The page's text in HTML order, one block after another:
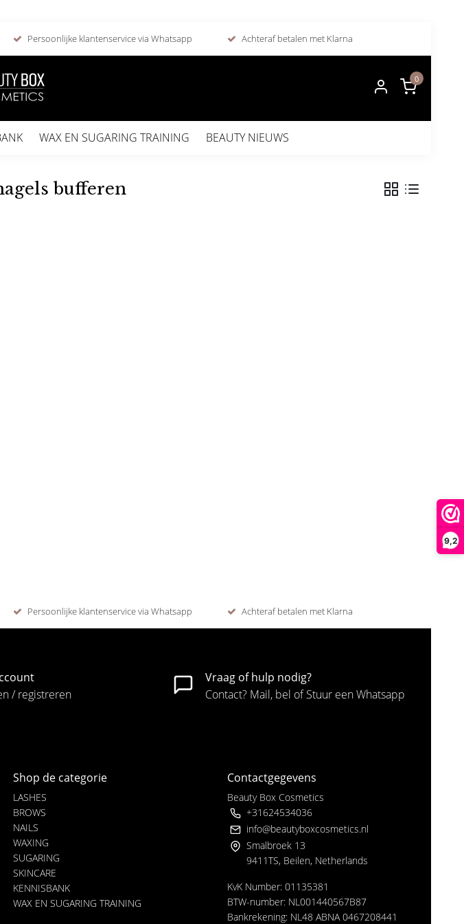
9,2
Persoonlijke klantenservice via Whatsapp Achteraf betalen met Klarna
0
WAX EN SUGARING TRAINING BEAUTY NIEUWS
bufferen
Persoonlijke klantenservice via Whatsapp Achteraf betalen met Klarna
/ registreren
Vraag of hulp nodig?
Contact? Mail, bel of Stuur een Whatsapp
Shop de categorie
LASHES
BROWS
NAILS
WAXING
SUGARING
SKINCARE
KENNISBANK
WAX EN SUGARING TRAINING
Contactgegevens
Beauty Box Cosmetics
+31624534036
info@beautyboxcosmetics.nl
Smalbroek 13
9411TS, Beilen, Netherlands
KvK Number: 01135381
BTW-number: NL001440567B87
Bankrekening: NL48 ABNA 0467208441